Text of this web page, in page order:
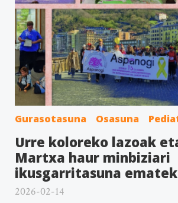
Gurasotasuna Osasuna
Urre koloreko lazoak
Martxa haur minbiziari
ikusgarritasuna
2026-02-14